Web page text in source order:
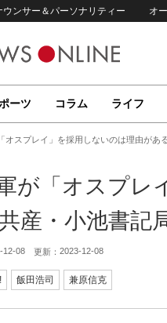
ウンサー＆パーソナリティー オ
ーツ コラム ライフ
オスプレイ」を採用しないのは理由が
が「オスプレ
・小池書記
12-08 更新： 2023-12-08
飯田浩司 兼原信克